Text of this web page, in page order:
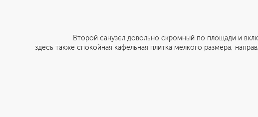
Второй санузел довольно скромный по площади и включает
здесь также спокойная кафельная плитка мелкого размера,